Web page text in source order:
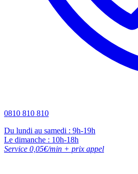
0810 810 810
Du lundi au samedi : 9h-19h
Le dimanche : 10h-18h
Service 0,05€/min + prix appel